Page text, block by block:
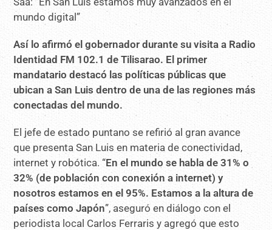
Así lo afirmó el gobernador durante su visita a Radio
Identidad FM 102.1 de Tilisarao. El primer
mandatario destacó las políticas públicas que
ubican a San Luis dentro de una de las regiones más
conectadas del mundo.
El jefe de estado puntano se refirió al gran avance
que presenta San Luis en materia de conectividad,
internet y robótica. “En el mundo se habla de 31% o
32% (de población con conexión a internet) y
nosotros estamos en el 95%. Estamos a la altura de
países como Japón”, aseguró en diálogo con el
periodista local Carlos Ferraris y agregó que esto